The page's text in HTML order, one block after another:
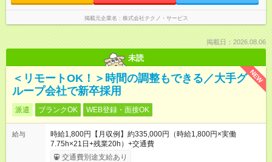
掲載元企業名 株式会社テクノ・サービス
掲載日：2026.08.06
未読
NEW
＜リモートOK！＞時間の調整もできる／大手グ
ループ会社で新卒採用
派遣 ブランクOK WEB登録・面接OK
給与
時給1,800円【月収例】約335,000円（時給1,800円×実働
7.75h×21日+残業20h）+交通費
交通費別途支給あり